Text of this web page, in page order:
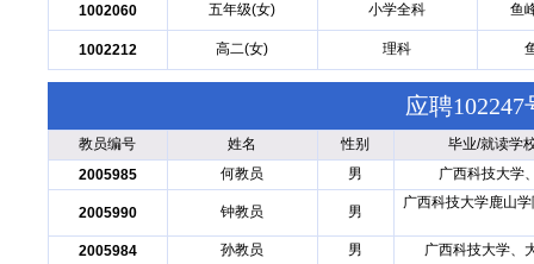
1002060 五年级(女) 小学全科 鱼
1002212 高二(女) 理科
应聘
教员编号 姓名 性别
毕业/就读学
2005985
何教员 男 广西科技大学
2005990 钟教员 男
广西科技大学鹿山
2005984 孙教员 男
广西科技大学、